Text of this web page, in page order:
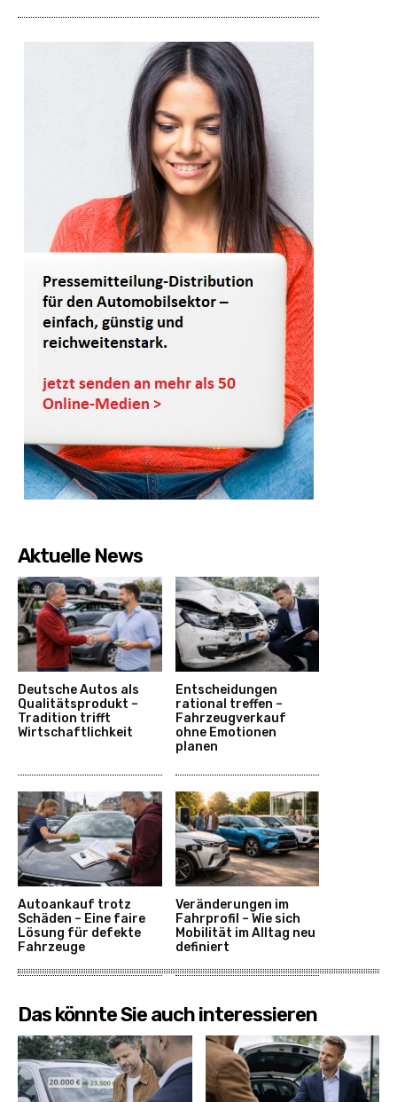
Aktuelle News
Deutsche Autos als
Qualitätsprodukt –
Tradition trifft
Wirtschaftlichkeit
Entscheidungen
rational treffen –
Fahrzeugverkauf
ohne Emotionen
planen
Autoankauf trotz
Schäden – Eine faire
Lösung für defekte
Fahrzeuge
Veränderungen im
Fahrprofil – Wie sich
Mobilität im Alltag neu
definiert
Das könnte Sie auch interessieren